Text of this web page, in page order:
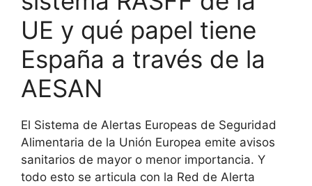
UE y qué papel tiene
España a través de la
AESAN
El Sistema de Alertas Europeas de Seguridad
Alimentaria de la Unión Europea emite avisos
sanitarios de mayor o menor importancia. Y
todo esto se articula con la Red de Alerta